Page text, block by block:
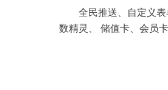
全民推送、自定义
数精灵、 储值卡、会员